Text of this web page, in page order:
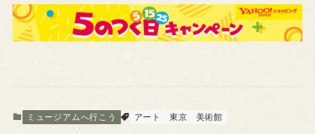
ミュージアムへ行こう アート 東京 美術館